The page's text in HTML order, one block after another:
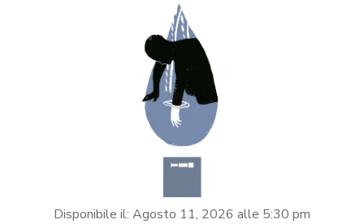
Disponibile il: Agosto 11, 2026 alle 5:30 pm